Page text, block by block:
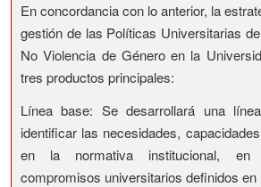
En concordancia con lo anterior, la
gestión de las Políticas Universitarias
No Violencia de Género en la
tres productos principales:
Línea base: Se desarrollará una
identificar las necesidades,
en la normativa institucional,
compromisos universitarios definidos en